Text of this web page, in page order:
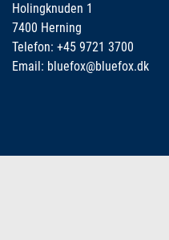
Holingknuden 1
7400 Herning
Telefon: +45 9721 3700
Email: bluefox@bluefox.dk